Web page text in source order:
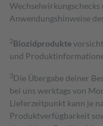
Anwendungshinweise
2Biozidprodukte
und
3Die Übergabe deiner
bei uns werktags von
Lieferzeitpunkt kann je
Produktverfügbarkeit